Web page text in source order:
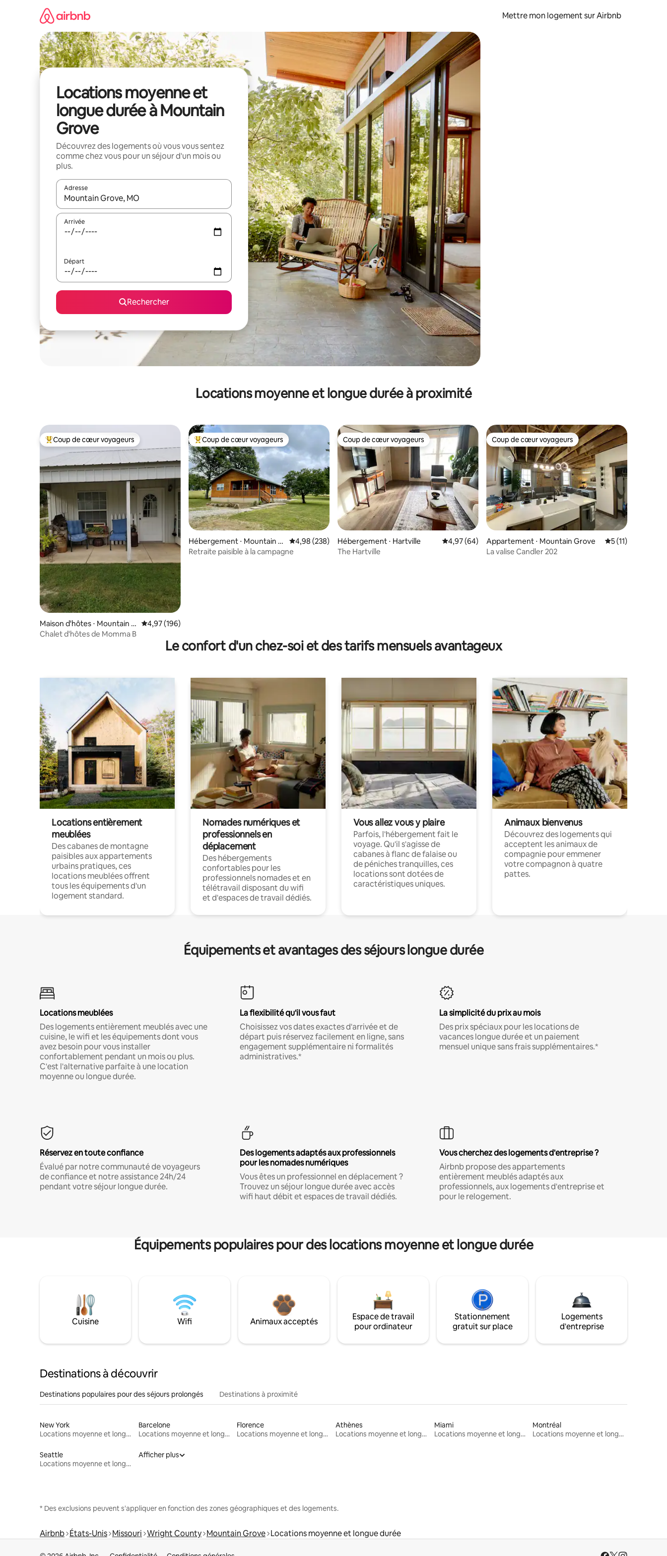
Mettre mon logement sur Airbnb
Locations moyenne et
longue durée à Mountain
Grove
Découvrez des logements où vous vous sentez
comme chez vous pour un séjour d'un mois ou
plus.
Adresse
Lorsque les résultats s'affichent, utilisez les flèches vers le haut et vers le bas pour les parcourir ou en appuyant et en faisant glisser.
Arrivée
Départ
Rechercher
Locations moyenne et longue durée à proximité
Coups de cœur voyageurs les plus appréciés
Coup de cœur voyageurs
Maison d'hôtes ⋅ Mountain G
rove
Évaluation moyenne sur la base de 196 commentaires : 4,97 sur 5
4,97 (196)
Chalet d'hôtes de Momma B
Coups de cœur voyageurs les plus appréciés
Coup de cœur voyageurs
Hébergement ⋅ Mountain G
rove
Évaluation moyenne sur la base de 238 commentaires : 4,98 sur 5
4,98 (238)
Retraite paisible à la campagne
Coup de cœur voyageurs
Coup de cœur voyageurs
Hébergement ⋅ Hartville Évaluation moyenne sur la base de 64 commentaires : 4,97 sur 5
4,97 (64)
The Hartville
Coup de cœur voyageurs
Coup de cœur voyageurs
Appartement ⋅ Mountain Grove Évaluation
5 (11)
La valise Candler 202
Le confort d'un chez-soi et des tarifs mensuels avantageux
Locations entièrement
meublées
Des cabanes de montagne
paisibles aux appartements
urbains pratiques, ces
locations meublées offrent
tous les équipements d'un
logement standard.
Nomades numériques et
professionnels en
déplacement
Des hébergements
confortables pour les
professionnels nomades et en
télétravail disposant du wifi
et d'espaces de travail dédiés.
Vous allez vous y plaire
Parfois, l'hébergement fait le
voyage. Qu'il s'agisse de
cabanes à flanc de falaise ou
de péniches tranquilles, ces
locations sont dotées de
caractéristiques uniques.
Animaux bienvenus
Découvrez des logements qui
acceptent les animaux de
compagnie pour emmener
votre compagnon à quatre
pattes.
Équipements et avantages des séjours longue durée
Locations meublées
Des logements entièrement meublés avec une
cuisine, le wifi et les équipements dont vous
avez besoin pour vous installer
confortablement pendant un mois ou plus.
C'est l'alternative parfaite à une location
moyenne ou longue durée.
La flexibilité qu'il vous faut
Choisissez vos dates exactes d'arrivée et de
départ puis réservez facilement en ligne, sans
engagement supplémentaire ni formalités
administratives.*
La simplicité du prix au mois
Des prix spéciaux pour les locations de
vacances longue durée et un paiement
mensuel unique sans frais supplémentaires.*
Réservez en toute confiance
Évalué par notre communauté de voyageurs
de confiance et notre assistance 24h/24
pendant votre séjour longue durée.
Des logements adaptés aux professionnels
pour les nomades numériques
Vous êtes un professionnel en déplacement ?
Trouvez un séjour longue durée avec accès
wifi haut débit et espaces de travail dédiés.
Vous cherchez des logements d'entreprise ?
Airbnb propose des appartements
entièrement meublés adaptés aux
professionnels, aux logements d'entreprise et
pour le relogement.
Équipements populaires pour des locations moyenne et longue durée
Cuisine Wifi Animaux acceptés
Espace de travail
pour ordinateur
Stationnement
gratuit sur place
Logements
d'entreprise
Destinations à découvrir
Destinations populaires pour des séjours prolongés Destinations à proximité
New York
Locations moyenne et longue durée
Barcelone
Locations moyenne et longue durée
Florence
Locations moyenne et longue durée
Athènes
Locations moyenne et longue durée
Miami
Locations moyenne et longue durée
Montréal
Locations moyenne et longue durée
Seattle
Locations moyenne et longue durée
Afficher plus
* Des exclusions peuvent s'appliquer en fonction des zones géographiques et des logements.
Airbnb États-Unis Missouri Wright County Mountain Grove Locations moyenne et longue durée